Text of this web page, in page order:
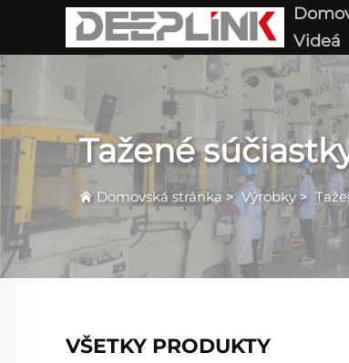
Videá
Tažené
Domovská stránka >Výrobky>
VŠETKY PRODUKTY